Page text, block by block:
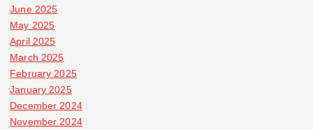
June 2025
May 2025
April 2025
March 2025
February 2025
January 2025
December 2024
November 2024